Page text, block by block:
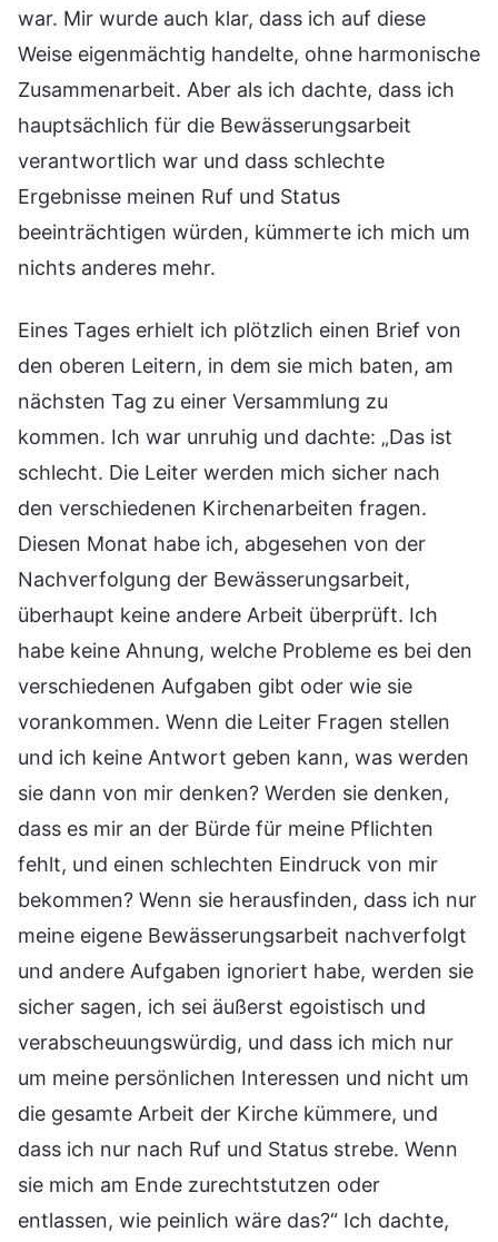
war. Mir wurde auch klar, dass ich auf diese
Weise eigenmächtig handelte, ohne harmonische
Zusammenarbeit. Aber als ich dachte, dass ich
hauptsächlich für die Bewässerungsarbeit
verantwortlich war und dass schlechte
Ergebnisse meinen Ruf und Status
beeinträchtigen würden, kümmerte ich mich um
nichts anderes mehr.
Eines Tages erhielt ich plötzlich einen Brief von
den oberen Leitern, in dem sie mich baten, am
nächsten Tag zu einer Versammlung zu
kommen. Ich war unruhig und dachte: „Das ist
schlecht. Die Leiter werden mich sicher nach
den verschiedenen Kirchenarbeiten fragen.
Diesen Monat habe ich, abgesehen von der
Nachverfolgung der Bewässerungsarbeit,
überhaupt keine andere Arbeit überprüft. Ich
habe keine Ahnung, welche Probleme es bei den
verschiedenen Aufgaben gibt oder wie sie
vorankommen. Wenn die Leiter Fragen stellen
und ich keine Antwort geben kann, was werden
sie dann von mir denken? Werden sie denken,
dass es mir an der Bürde für meine Pflichten
fehlt, und einen schlechten Eindruck von mir
bekommen? Wenn sie herausfinden, dass ich nur
meine eigene Bewässerungsarbeit nachverfolgt
und andere Aufgaben ignoriert habe, werden sie
sicher sagen, ich sei äußerst egoistisch und
verabscheuungswürdig, und dass ich mich nur
um meine persönlichen Interessen und nicht um
die gesamte Arbeit der Kirche kümmere, und
dass ich nur nach Ruf und Status strebe. Wenn
sie mich am Ende zurechtstutzen oder
entlassen, wie peinlich wäre das?“ Ich dachte,